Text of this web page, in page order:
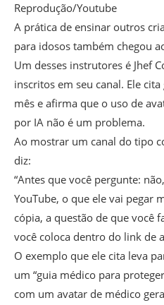
Reprodução/Youtube
A prática de ensinar outros
para idosos também chegou
Um desses instrutores é Jhef
inscritos em seu canal. Ele
mês e afirma que o uso de
por IA não é um problema.
Ao mostrar um canal do tipo
diz:
“Antes que você pergunte:
YouTube, o que ele vai pegar
cópia, a questão de que você
você coloca dentro do link de
O exemplo que ele cita leva
um “guia médico para
com um avatar de médico